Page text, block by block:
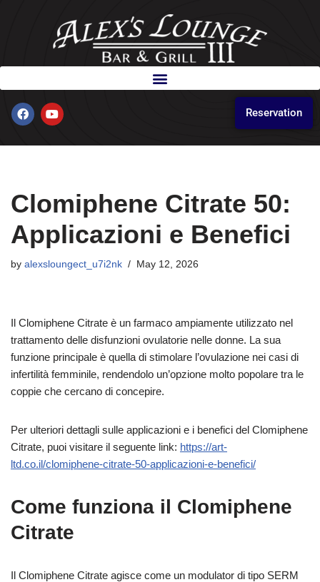
Reservation
Clomiphene Citrate 50:
Applicazioni e Benefici
by alexsloungect_u7i2nk May 12, 2026
Il Clomiphene Citrate è un farmaco ampiamente utilizzato nel
trattamento delle disfunzioni ovulatorie nelle donne. La sua
funzione principale è quella di stimolare l’ovulazione nei casi di
infertilità femminile, rendendolo un’opzione molto popolare tra le
coppie che cercano di concepire.
Per ulteriori dettagli sulle applicazioni e i benefici del Clomiphene
Citrate, puoi visitare il seguente link: https://art-
ltd.co.il/clomiphene-citrate-50-applicazioni-e-benefici/
Come funziona il Clomiphene
Citrate
Il Clomiphene Citrate agisce come un modulator di tipo SERM